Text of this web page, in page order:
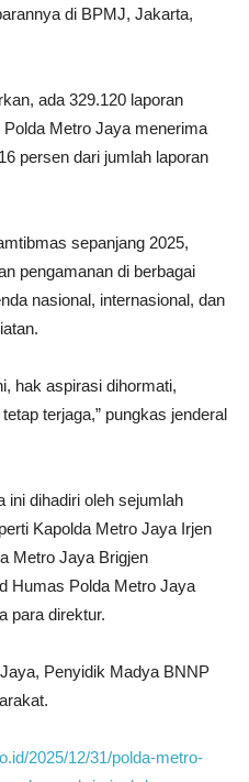
di BPMJ, Jakarta,
ada 329.120 laporan
Metro Jaya menerima
persen dari jumlah laporan
sepanjang 2025,
pengamanan di berbagai
nasional, internasional, dan
hak aspirasi dihormati,
terjaga,” pungkas jenderal
ini dihadiri oleh sejumlah
Kapolda Metro Jaya Irjen
Metro Jaya Brigjen
Humas Polda Metro Jaya
para direktur.
Penyidik Madya BNNP
2025/12/31/polda-metro-